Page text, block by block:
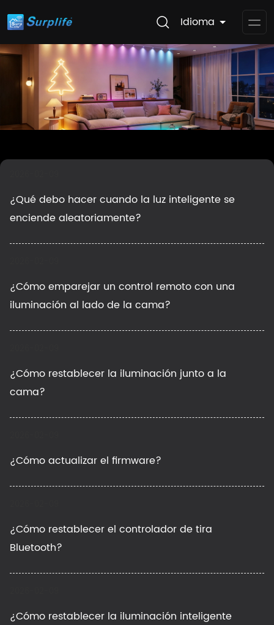
Idioma
¿Qué debo hacer cuando la luz inteligente se
enciende aleatoriamente?
¿Cómo emparejar un control remoto con una
iluminación al lado de la cama?
¿Cómo restablecer la iluminación junto a la
cama?
¿Cómo actualizar el firmware?
¿Cómo restablecer el controlador de tira
Bluetooth?
¿Cómo restablecer la iluminación inteligente